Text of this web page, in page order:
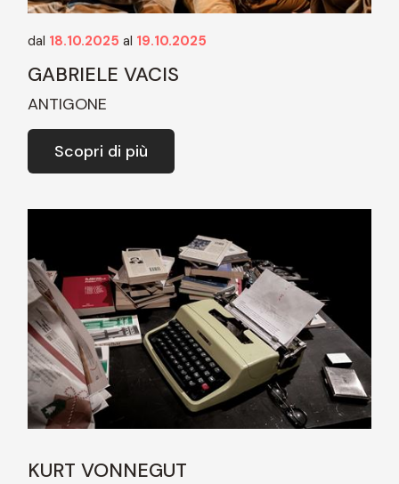
dal 18.10.2025 al 19.10.2025
GABRIELE VACIS
ANTIGONE
Scopri di più
KURT VONNEGUT